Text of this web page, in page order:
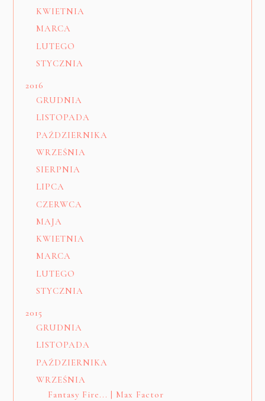
KWIETNIA
MARCA
LUTEGO
STYCZNIA
2016
GRUDNIA
LISTOPADA
PAŹDZIERNIKA
WRZEŚNIA
SIERPNIA
LIPCA
CZERWCA
MAJA
KWIETNIA
MARCA
LUTEGO
STYCZNIA
2015
GRUDNIA
LISTOPADA
PAŹDZIERNIKA
WRZEŚNIA
Fantasy Fire... | Max Factor